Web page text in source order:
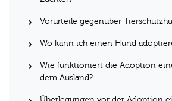
Vorurteile gegenüber
Wo kann ich einen Hund
Wie funktioniert die Adoption
dem Ausland?